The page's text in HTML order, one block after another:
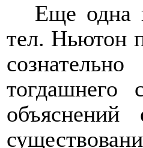
Еще одна
тел. Ньютон
тогдашнего